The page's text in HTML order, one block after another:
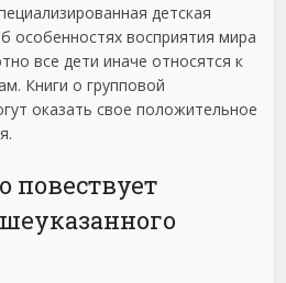
детская
особенностях восприятия мира
все дети иначе относятся к
Книги о групповой
оказать свое положительное
повествует